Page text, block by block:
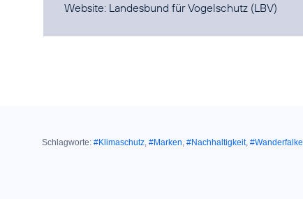
Website: Landesbund für Vogelschutz (LBV)
Schlagworte: #Klimaschutz, #Marken, #Nachhaltigkeit, #Wanderfalke